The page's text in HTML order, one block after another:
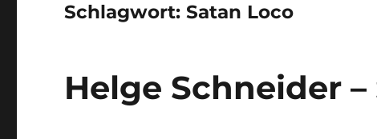
Schlagwort:Satan Loco
Helge Schneider